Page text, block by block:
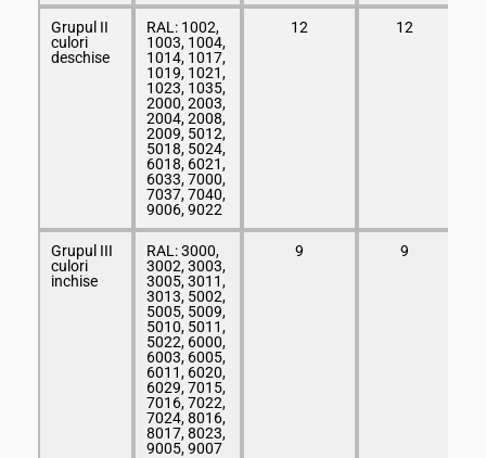
Grupul II
culori
deschise
RAL: 1002,
1003, 1004,
1014, 1017,
1019, 1021,
1023, 1035,
2000, 2003,
2004, 2008,
2009, 5012,
5018, 5024,
6018, 6021,
6033, 7000,
7037, 7040,
9006, 9022
12 12
Grupul III
culori
inchise
RAL: 3000,
3002, 3003,
3005, 3011,
3013, 5002,
5005, 5009,
5010, 5011,
5022, 6000,
6003, 6005,
6011, 6020,
6029, 7015,
7016, 7022,
7024, 8016,
8017, 8023,
9005, 9007
9 9